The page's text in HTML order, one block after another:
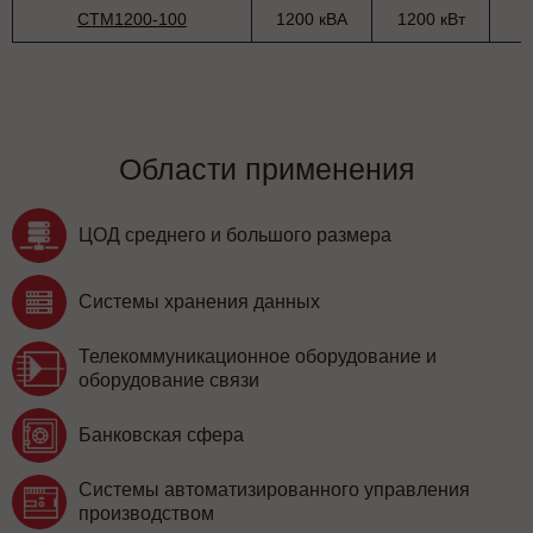
СТМ1200-100 1200 кВА 1200 кВт
Области применения
ЦОД среднего и большого размера
Системы хранения данных
Телекоммуникационное оборудование и
оборудование связи
Банковская сфера
Системы автоматизированного управления
производством